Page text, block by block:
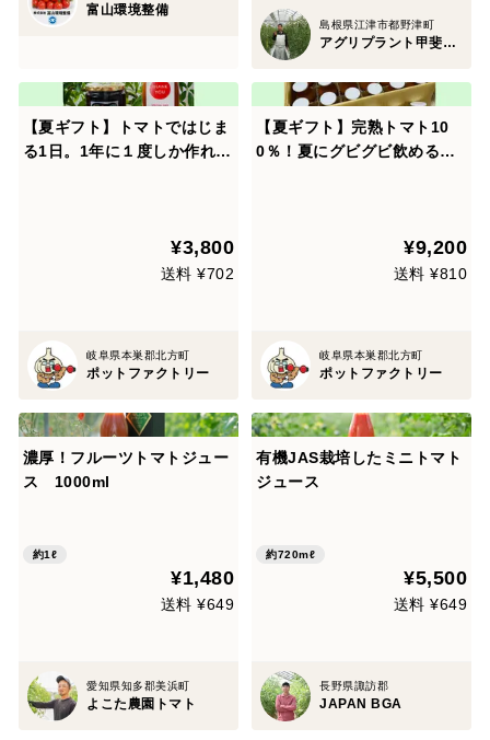
富山環境整備
島根県江津市都野津町
アグリプラント甲斐の木
【夏ギフト】トマトではじま
る1日。1年に１度しか作れな
¥3,800
送料 ¥702
岐阜県本巣郡北方町
ポットファクトリー
【夏ギフト】完熟トマト10
0％！夏にグビグビ飲めるジ
¥9,200
送料 ¥810
岐阜県本巣郡北方町
ポットファクトリー
濃厚！フルーツトマトジュー
ス 1000ml
約1ℓ
¥1,480
送料 ¥649
愛知県知多郡美浜町
よこた農園トマト
有機JAS栽培したミニトマト
ジュース
約720mℓ
¥5,500
送料 ¥649
長野県諏訪郡
JAPAN BGA